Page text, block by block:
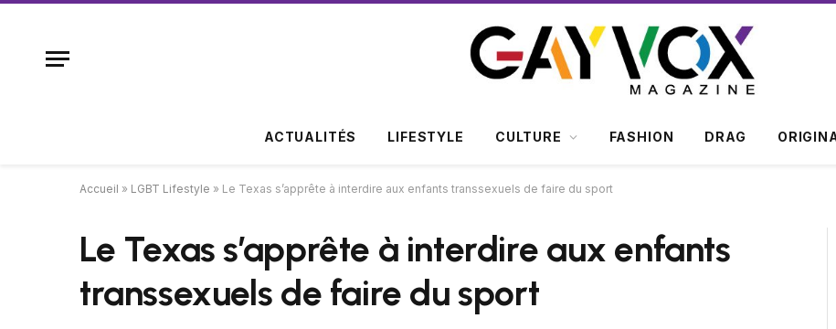
ACTUALITÉS LIFESTYLE CULTURE FASHION DRAG
Accueil » LGBT Lifestyle » Le Texas s’apprête à interdire aux enfants transsexuels de faire du sport
Le Texas s’apprête à interdire aux enfants
transsexuels de faire du sport